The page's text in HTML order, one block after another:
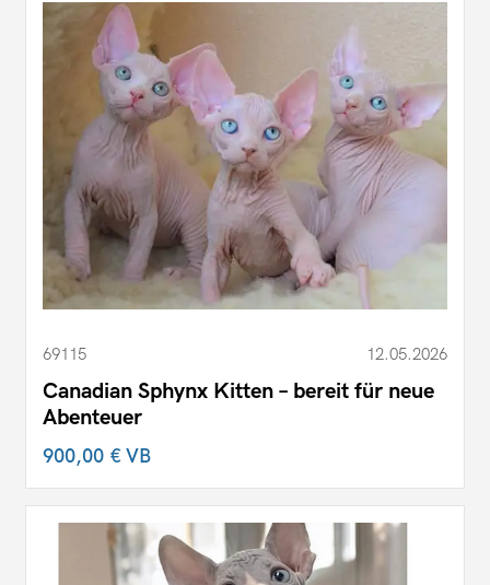
69115 12.05.2026
Canadian Sphynx Kitten – bereit für neue
Abenteuer
900,00 €VB